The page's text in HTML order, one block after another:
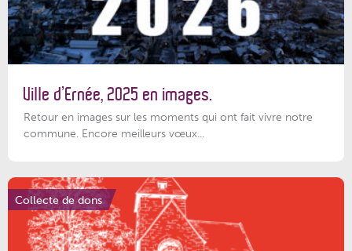
Ville d’Ernée, 2025 en images.
Retour en images sur les moments qui ont fait vivre notre
commune. Encore meilleurs vœux...
Collecte de dons